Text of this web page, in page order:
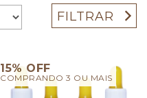
FILTRAR
15% OFF
COMPRANDO 3 OU MAIS